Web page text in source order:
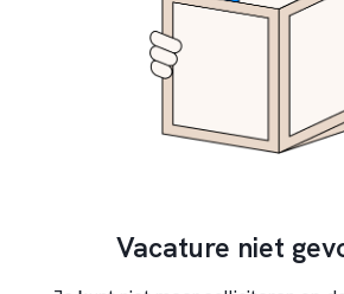
Vacature niet